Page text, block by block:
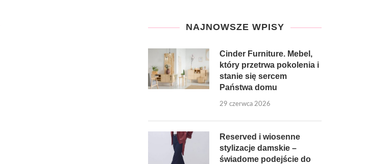
NAJNOWSZE WPISY
Cinder Furniture. Mebel,
który przetrwa pokolenia i
stanie się sercem
Państwa domu
29 czerwca 2026
Reserved i wiosenne
stylizacje damskie –
świadome podejście do